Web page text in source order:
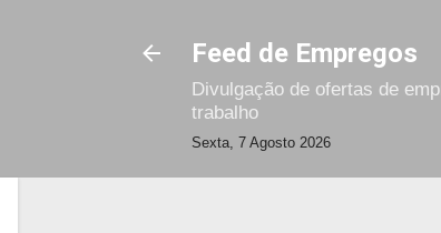
Feed de Empregos
Divulgação de ofertas de
trabalho
Sexta, 7 Agosto 2026